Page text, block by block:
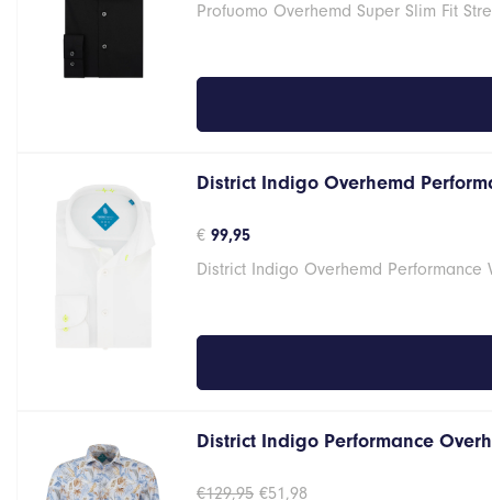
Profuomo Overhemd Super Slim Fit
District Indigo Overhemd
€ 99,95
District Indigo Overhemd Performance
District Indigo Performance
€129,95 Oorspronkelijke
€51,98Huidige